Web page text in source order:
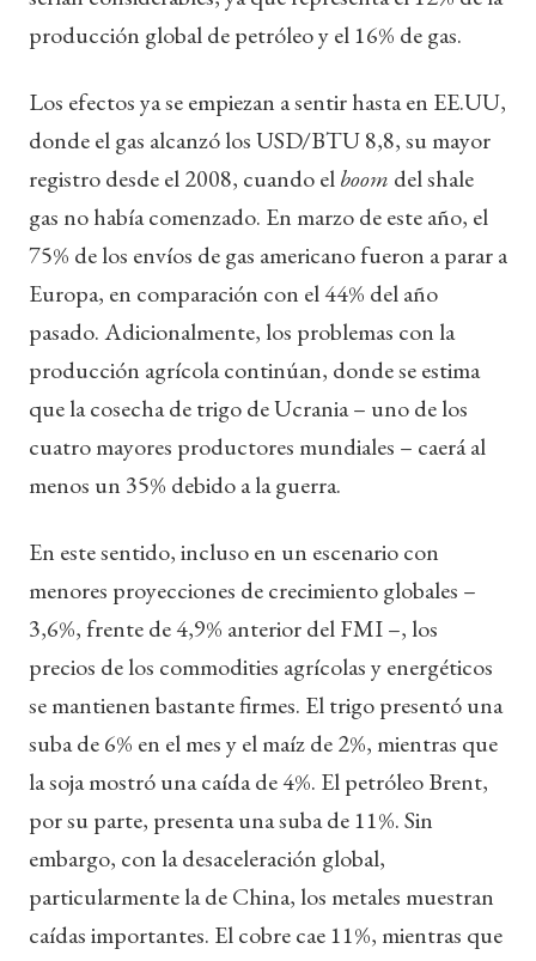
producción global de petróleo y el 16% de gas.
Los efectos ya se empiezan a sentir hasta en EE.UU,
donde el gas alcanzó los USD/BTU 8,8, su mayor
registro desde el 2008, cuando elboom del shale
gas no había comenzado. En marzo de este año, el
75% de los envíos de gas americano fueron a parar a
Europa, en comparación con el 44% del año
pasado. Adicionalmente, los problemas con la
producción agrícola continúan, donde se estima
que la cosecha de trigo de Ucrania – uno de los
cuatro mayores productores mundiales – caerá al
menos un 35% debido a la guerra.
En este sentido, incluso en un escenario con
menores proyecciones de crecimiento globales –
3,6%, frente de 4,9% anterior del FMI –, los
precios de los commodities agrícolas y energéticos
se mantienen bastante firmes. El trigo presentó una
suba de 6% en el mes y el maíz de 2%, mientras que
la soja mostró una caída de 4%. El petróleo Brent,
por su parte, presenta una suba de 11%. Sin
embargo, con la desaceleración global,
particularmente la de China, los metales muestran
caídas importantes. El cobre cae 11%, mientras que